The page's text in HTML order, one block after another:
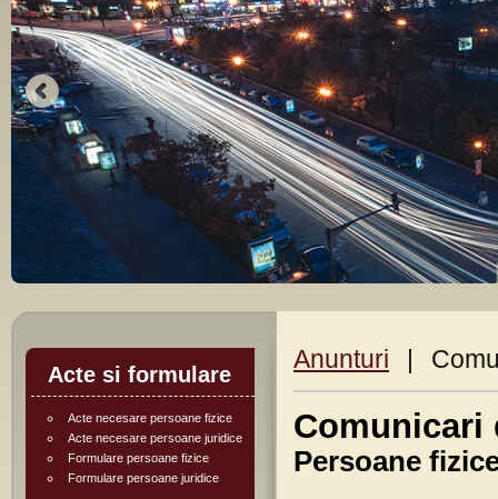
Acte si formulare
Acte necesare persoane fizice
Acte necesare persoane juridice
Formulare persoane fizice
Formulare persoane juridice
Anunturi |
Comunicari
Persoane